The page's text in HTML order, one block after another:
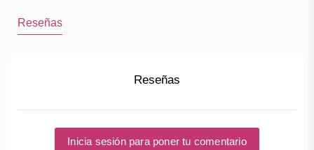
Reseñas
Reseñas
Inicia sesión para poner tu comentario